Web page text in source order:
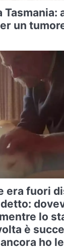
Tasmania:
un
era fuori
lo
è
ho